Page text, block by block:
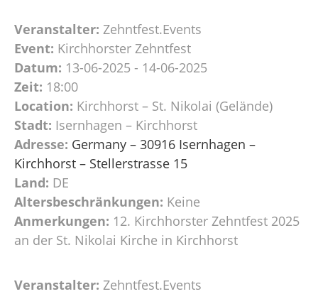
Veranstalter: Zehntfest.Events
Event: Kirchhorster Zehntfest
Datum: 13-06-2025 - 14-06-2025
Zeit: 18:00
Location: Kirchhorst – St. Nikolai (Gelände)
Stadt: Isernhagen – Kirchhorst
Adresse: Germany – 30916 Isernhagen –
Kirchhorst – Stellerstrasse 15
Land: DE
Altersbeschränkungen: Keine
Anmerkungen: 12. Kirchhorster Zehntfest 2025
an der St. Nikolai Kirche in Kirchhorst
Veranstalter: Zehntfest.Events